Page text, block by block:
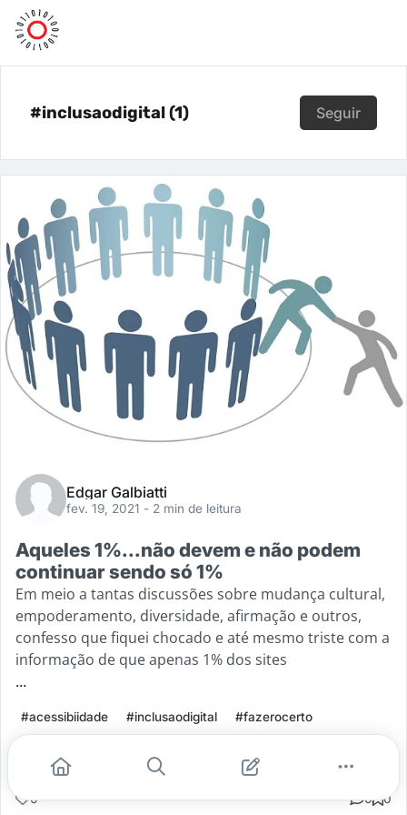
#inclusaodigital (1) Seguir
Edgar Galbiatti
fev. 19, 2021 - 2 min de leitura
Aqueles 1%...não devem e não podem
continuar sendo só 1%
Em meio a tantas discussões sobre mudança cultural,
empoderamento, diversidade, afirmação e outros,
confesso que fiquei chocado e até mesmo triste com a
informação de que apenas 1% dos sites
...
#acessibiidade #inclusaodigital #fazerocerto
Leia mais
0 0 0